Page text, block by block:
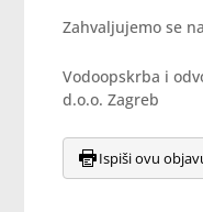
Zahvaljujemo se
Vodoopskrba i
d.o.o. Zagreb
Ispiši ovu